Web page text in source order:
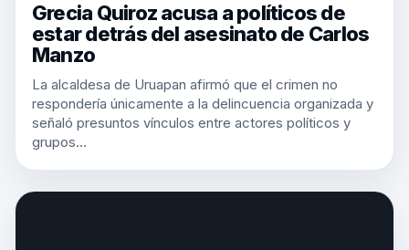
Grecia Quiroz acusa a políticos de
estar detrás del asesinato de Carlos
Manzo
La alcaldesa de Uruapan afirmó que el crimen no
respondería únicamente a la delincuencia organizada y
señaló presuntos vínculos entre actores políticos y
grupos…